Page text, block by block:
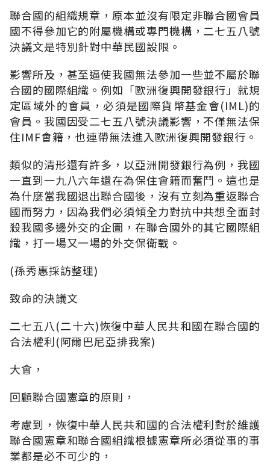
聯合國的組織規章，原本並沒有限定非聯合國會員
國不得參加它的附屬機構或專門機構，二七五八號
決議文是特別針對中華民國設限。
影響所及，甚至逼使我國無法參加一些並不屬於聯
合國的國際組織。例如「歐洲復興開發銀行」就規
定區域外的會員，必須是國際貨幣基金會(IML)的
會員。我國因受二七五八號決議影響，不僅無法保
住IMF會籍，也連帶無法進入歐洲復興開發銀行。
類似的清形還有許多，以亞洲開發銀行為例，我國
一直到一九八六年還在為保住會籍而奮鬥。這也是
為什麼當我國退出聯合國後，沒有立刻為重返聯合
國而努力，因為我們必須傾全力對抗中共想全面封
殺我國多邊外交的企圖，在聯合國外的其它國際組
織，打一場又一場的外交保衛戰。
(孫秀惠採訪整理)
致命的決議文
二七五八(二十六)恢復中華人民共和國在聯合國的
合法權利(阿爾巴尼亞排我案)
大會，
回顧聯合國憲章的原則，
考慮到，恢復中華人民共和國的合法權利對於維護
聯合國憲章和聯合國組織根據憲章所必須從事的事
業都是必不可少的，